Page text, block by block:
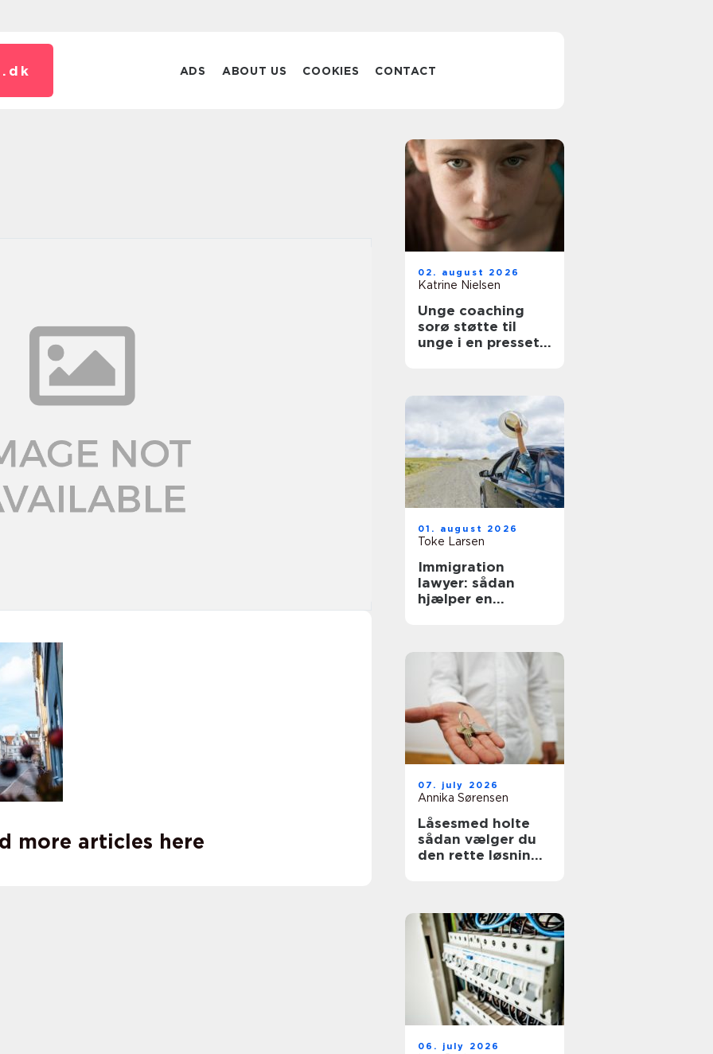
dk ADS ABOUT US COOKIES CONTACT
more articles here
02. august 2026
Katrine Nielsen
Unge coaching
sorø støtte til
unge i en presset
01. august 2026
Toke Larsen
Immigration
lawyer: sådan
hjælper en
07. july 2026
Annika Sørensen
Låsesmed holte
sådan vælger du
den rette løsning
06. july 2026